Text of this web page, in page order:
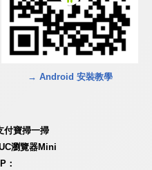
→ Android 安裝教學
付寶掃一掃
瀏覽器Mini
：